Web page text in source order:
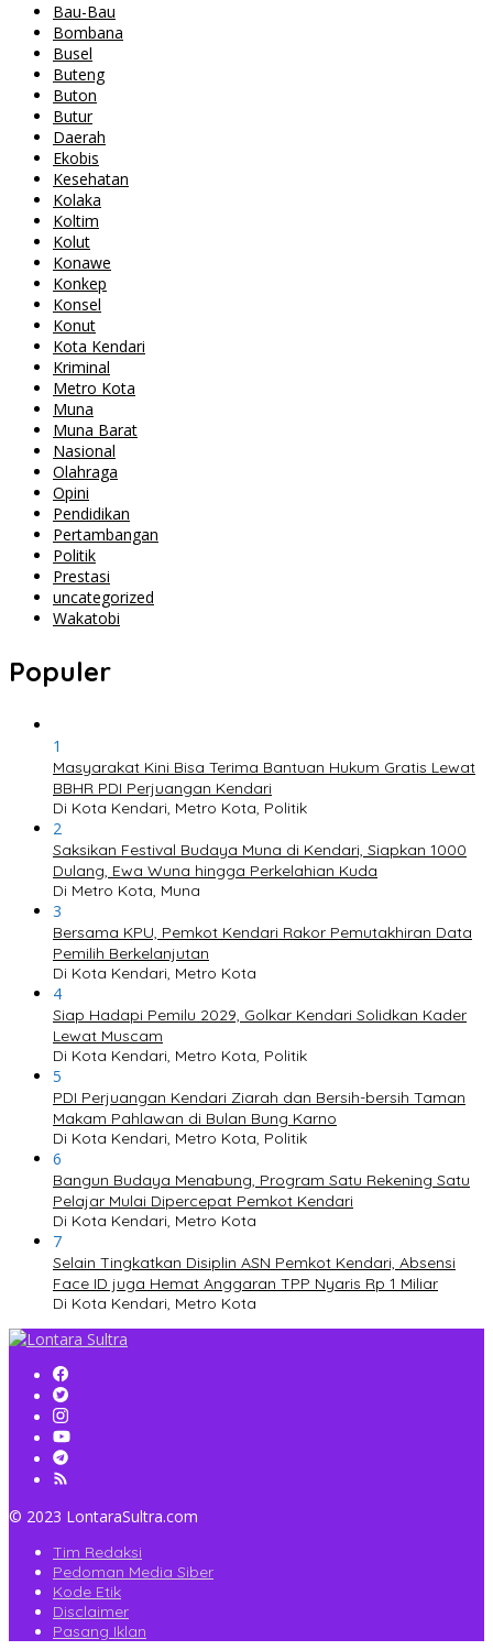
Bau-Bau
Bombana
Busel
Buteng
Buton
Butur
Daerah
Ekobis
Kesehatan
Kolaka
Koltim
Kolut
Konawe
Konkep
Konsel
Konut
Kota Kendari
Kriminal
Metro Kota
Muna
Muna Barat
Nasional
Olahraga
Opini
Pendidikan
Pertambangan
Politik
Prestasi
uncategorized
Wakatobi
Populer
1
Masyarakat Kini Bisa Terima Bantuan Hukum Gratis Lewat
BBHR PDI Perjuangan Kendari
Di Kota Kendari, Metro Kota, Politik
2
Saksikan Festival Budaya Muna di Kendari, Siapkan 1000
Dulang, Ewa Wuna hingga Perkelahian Kuda
Di Metro Kota, Muna
3
Bersama KPU, Pemkot Kendari Rakor Pemutakhiran Data
Pemilih Berkelanjutan
Di Kota Kendari, Metro Kota
4
Siap Hadapi Pemilu 2029, Golkar Kendari Solidkan Kader
Lewat Muscam
Di Kota Kendari, Metro Kota, Politik
5
PDI Perjuangan Kendari Ziarah dan Bersih-bersih Taman
Makam Pahlawan di Bulan Bung Karno
Di Kota Kendari, Metro Kota, Politik
6
Bangun Budaya Menabung, Program Satu Rekening Satu
Pelajar Mulai Dipercepat Pemkot Kendari
Di Kota Kendari, Metro Kota
7
Selain Tingkatkan Disiplin ASN Pemkot Kendari, Absensi
Face ID juga Hemat Anggaran TPP Nyaris Rp 1 Miliar
Di Kota Kendari, Metro Kota
© 2023 LontaraSultra.com
Tim Redaksi
Pedoman Media Siber
Kode Etik
Disclaimer
Pasang Iklan